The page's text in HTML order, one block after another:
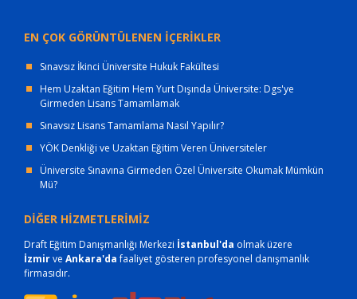
EN ÇOK GÖRÜNTÜLENEN İÇERİKLER
Sınavsız İkinci Üniversite Hukuk Fakültesi
Hem Uzaktan Eğitim Hem Yurt Dışında Üniversite: Dgs'ye
Girmeden Lisans Tamamlamak
Sınavsız Lisans Tamamlama Nasıl Yapılır?
YÖK Denkliği ve Uzaktan Eğitim Veren Üniversiteler
Üniversite Sınavına Girmeden Özel Üniversite Okumak Mümkün
Mü?
DİĞER HİZMETLERİMİZ
Draft Eğitim Danışmanlığı Merkezi İstanbul'da olmak üzere
İzmirve Ankara'dafaaliyet gösteren profesyonel danışmanlık
firmasıdır.